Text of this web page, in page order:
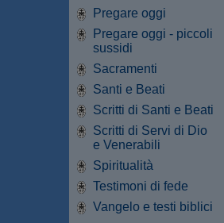
Pregare oggi
Pregare oggi - piccoli
sussidi
Sacramenti
Santi e Beati
Scritti di Santi e Beati
Scritti di Servi di Dio
e Venerabili
Spiritualità
Testimoni di fede
Vangelo e testi biblici